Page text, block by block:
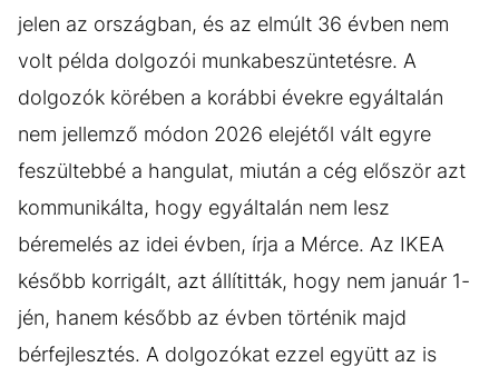
jelen az országban, és az elmúlt 36 évben nem
volt példa dolgozói munkabeszüntetésre. A
dolgozók körében a korábbi évekre egyáltalán
nem jellemző módon 2026 elejétől vált egyre
feszültebbé a hangulat, miután a cég először azt
kommunikálta, hogy egyáltalán nem lesz
béremelés az idei évben, írja a Mérce. Az IKEA
később korrigált, azt állítitták, hogy nem január 1-
jén, hanem később az évben történik majd
bérfejlesztés. A dolgozókat ezzel együtt az is